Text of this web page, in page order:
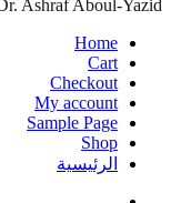
Ashraf Aboul-Yazid
Home
Cart
Checkout
My account
Sample Page
Shop
الرئيسية